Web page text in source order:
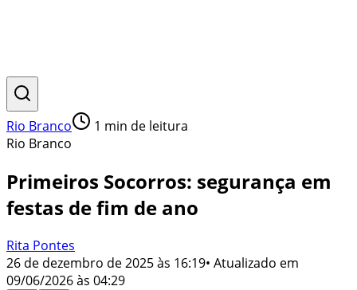
Rio Branco 1 min de leitura
Rio Branco
Primeiros Socorros: segurança em
festas de fim de ano
Rita Pontes
26 de dezembro de 2025 às 16:19• Atualizado em
09/06/2026 às 04:29